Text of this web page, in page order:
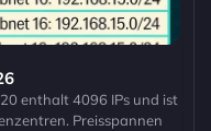
enthalt 4096 IPs und ist
Preisspannen